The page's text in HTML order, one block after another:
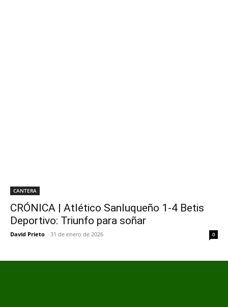
CANTERA
CRÓNICA | Atlético Sanluqueño 1-4 Betis
Deportivo: Triunfo para soñar
David Prieto - 31 de enero de 2026 0